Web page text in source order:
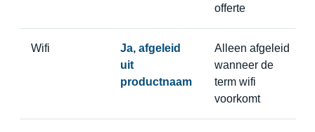
offerte
Wifi
Ja, afgeleid
uit
productnaam
Alleen afgeleid
wanneer de
term wifi
voorkomt